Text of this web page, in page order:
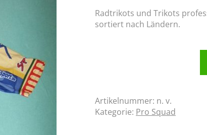
Radtrikots und Trikots
sortiert nach Ländern.
Artikelnummer: n. v.
Kategorie: Pro Squad